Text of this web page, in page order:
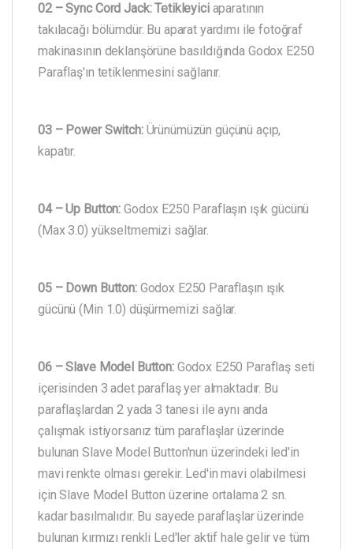
02 – Sync Cord Jack:Tetikleyiciaparatının
takılacağı bölümdür. Bu aparat yardımı ile fotoğraf
makinasının deklanşörüne basıldığında Godox E250
Paraflaş'ın tetiklenmesini sağlanır.
03 – Power Switch: Ürünümüzün güçünü açıp,
kapatır.
04 – Up Button: Godox E250 Paraflaşın ışık gücünü
(Max 3.0) yükseltmemizi sağlar.
05 – Down Button: Godox E250 Paraflaşın ışık
gücünü (Min 1.0) düşürmemizi sağlar.
06 – Slave Model Button: Godox E250 Paraflaş seti
içerisinden 3 adet paraflaş yer almaktadır. Bu
paraflaşlardan 2 yada 3 tanesi ile aynı anda
çalışmak istiyorsanız tüm paraflaşlar üzerinde
bulunan Slave Model Button'nun üzerindeki led'in
mavi renkte olması gerekir. Led'in mavi olabilmesi
için Slave Model Button üzerine ortalama 2 sn.
kadar basılmalıdır. Bu sayede paraflaşlar üzerinde
bulunan kırmızı renkli Led'ler aktif hale gelir ve tüm